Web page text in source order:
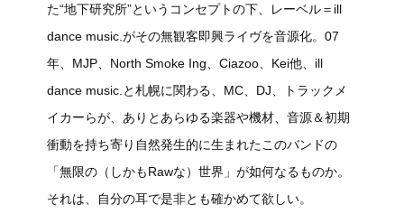
た“地下研究所”というコンセプトの下、レーベル＝ill
dance music.がその無観客即興ライヴを音源化。07
年、MJP、North Smoke Ing、Ciazoo、Kei他、ill
dance music.と札幌に関わる、MC、DJ、トラックメ
イカーらが、ありとあらゆる楽器や機材、音源＆初期
衝動を持ち寄り自然発生的に生まれたこのバンドの
「無限の（しかもRawな）世界」が如何なるものか。
それは、自分の耳で是非とも確かめて欲しい。